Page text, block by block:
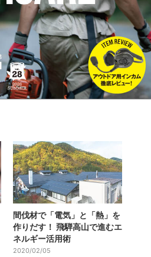
間伐材で「電気」と「熱」を
作りだす！ 飛騨高山で進むエ
ネルギー活用術
2020/02/05